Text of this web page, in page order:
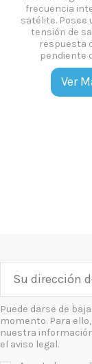
frecuencia
satélite. Posee
tensión de
respuesta
pendiente
Ver
Puede darse de
momento. Para
nuestra
el aviso legal.